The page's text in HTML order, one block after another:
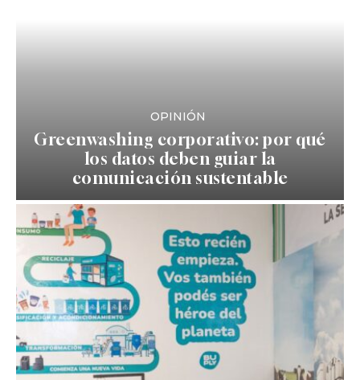
OPINIÓN
Greenwashing corporativo: por qué
los datos deben guiar la
comunicación sustentable